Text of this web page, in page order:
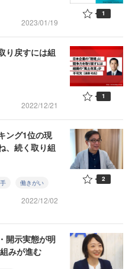
2023/01/19
1
り戻すには組
2022/12/21
1
ング1位の現
、続く取り組
働きがい
2022/12/02
2
開示実態が明
みが進む